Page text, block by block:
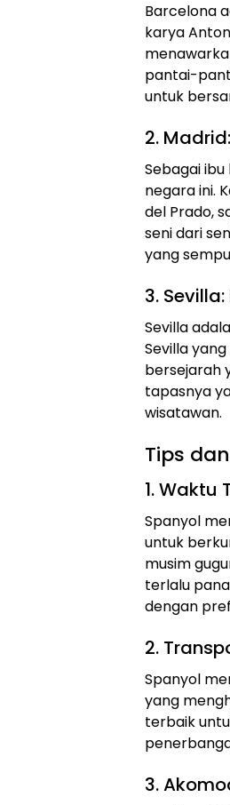
Barcelona
karya
pantai-
untuk
2.
Sebagai
negara ini.
del Prado,
seni dari
yang
3.
Sevilla
Sevilla
bersejarah
tapasnya
wisatawan.
Tips
1. Waktu
Spanyol
untuk
musim
terlalu
dengan
2.
Spanyol
yang
terbaik
3.